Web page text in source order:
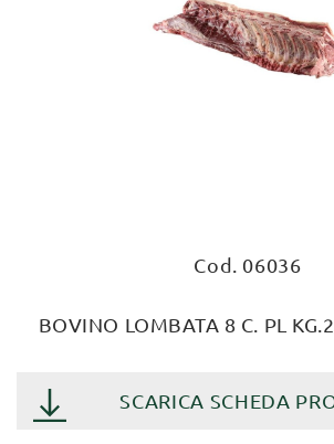
Cod. 06036
BOVINO LOMBATA 8 C. PL
SCARICA SCHEDA